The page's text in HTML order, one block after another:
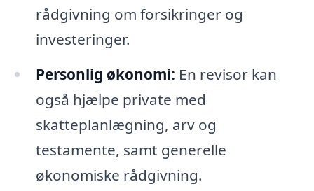
rådgivning om forsikringer og
investeringer.
Personlig økonomi: En revisor kan
også hjælpe private med
skatteplanlægning, arv og
testamente, samt generelle
økonomiske rådgivning.